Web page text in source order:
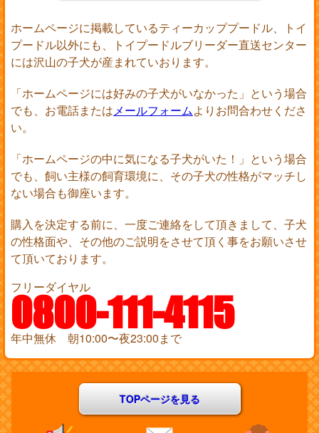
ホームページに掲載しているティーカッププードル、トイ
プードル以外にも、トイプードルブリーダー直送センター
には沢山の子犬が産まれていおります。
「ホームページには好みの子犬がいなかった」という場合
でも、お電話またはメールフォームよりお問合わせくださ
い。
「ホームページの中に気になる子犬がいた！」という場合
でも、飼い主様の飼育環境に、その子犬の性格がマッチし
ない場合も御座います。
購入を決定する前に、一度ご連絡をして頂きまして、子犬
の性格面や、その他のご説明をさせて頂く事をお願いさせ
て頂いております。
フリーダイヤル
0800-111-4115
年中無休 朝10:00〜夜23:00まで
TOPページを見る